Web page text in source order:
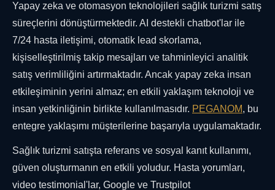
Yapay zeka ve otomasyon teknolojileri sağlık turizmi satış
süreçlerini dönüştürmektedir. AI destekli chatbot'lar ile
7/24 hasta iletişimi, otomatik lead skorlama,
kişiselleştirilmiş takip mesajları ve tahminleyici analitik
satış verimliliğini artırmaktadır. Ancak yapay zeka insan
etkileşiminin yerini almaz; en etkili yaklaşım teknoloji ve
insan yetkinliğinin birlikte kullanılmasıdır. PEGANOM, bu
entegre yaklaşımı müşterilerine başarıyla uygulamaktadır.
Sağlık turizmi satışta referans ve sosyal kanıt kullanımı,
güven oluşturmanın en etkili yoludur. Hasta yorumları,
video testimonial'lar, Google ve Trustpilot